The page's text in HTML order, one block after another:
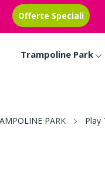
Offerte Speciali
Trampoline Park
PARK Play